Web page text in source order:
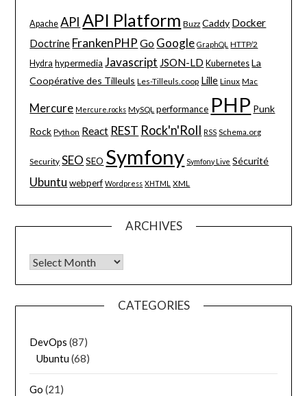
Apache API API Platform Buzz Caddy Docker
Doctrine FrankenPHP Go Google GraphQL HTTP/2
Hydra hypermedia Javascript JSON-LD Kubernetes La
Coopérative des Tilleuls Les-Tilleuls.coop Lille Linux Mac
Mercure Mercure.rocks MySQL performance PHP Punk
Rock Python React REST Rock'n'Roll RSS Schema.org
Security SEO SEO Symfony Symfony Live Sécurité
Ubuntu webperf Wordpress XHTML XML
ARCHIVES
Archives
CATEGORIES
DevOps (87)
Ubuntu(68)
Go (21)